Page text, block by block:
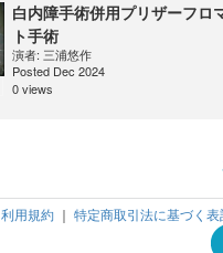
白内障手術併用プリザーフロ
ト手術
演者: 三浦悠作
Posted Dec 2024
0 views
利用規約 ｜ 特定商取引法に基づく表